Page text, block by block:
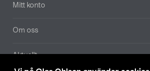
Mitt konto
Om oss
Aktuellt